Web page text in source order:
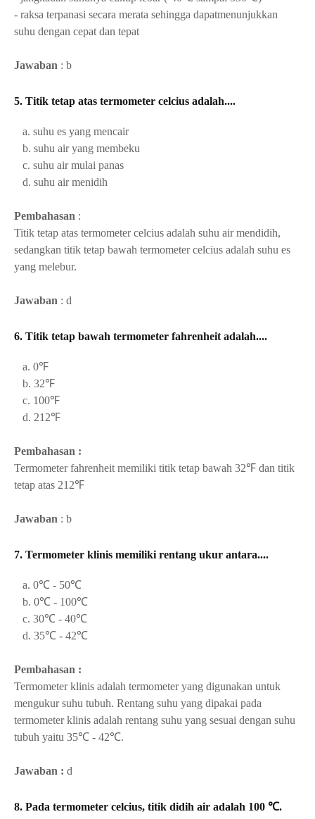
- raksa terpanasi secara merata sehingga dapatmenunjukkan
suhu dengan cepat dan tepat
Jawaban : b
5. Titik tetap atas termometer celcius adalah....
a. suhu es yang mencair
b. suhu air yang membeku
c. suhu air mulai panas
d. suhu air menidih
Pembahasan :
Titik tetap atas termometer celcius adalah suhu air mendidih,
sedangkan titik tetap bawah termometer celcius adalah suhu es
yang melebur.
Jawaban : d
6. Titik tetap bawah termometer fahrenheit adalah....
a. 0℉
b. 32℉
c. 100℉
d. 212℉
Pembahasan :
Termometer fahrenheit memiliki titik tetap bawah 32℉ dan titik
tetap atas 212℉
Jawaban : b
7. Termometer klinis memiliki rentang ukur antara....
a. 0℃ - 50℃
b. 0℃ - 100℃
c. 30℃ - 40℃
d. 35℃ - 42℃
Pembahasan :
Termometer klinis adalah termometer yang digunakan untuk
mengukur suhu tubuh. Rentang suhu yang dipakai pada
termometer klinis adalah rentang suhu yang sesuai dengan suhu
tubuh yaitu 35℃ - 42℃.
Jawaban : d
8. Pada termometer celcius, titik didih air adalah 100 ℃.